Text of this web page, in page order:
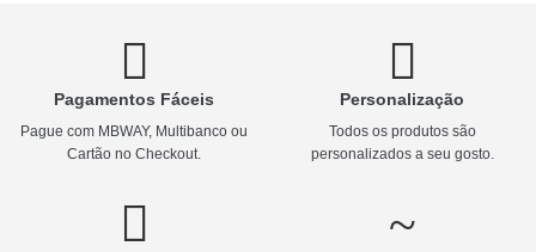
Pagamentos Fáceis
Pague com MBWAY, Multibanco ou
Cartão no Checkout.
Personalização
Todos os produtos são
personalizados a seu gosto.